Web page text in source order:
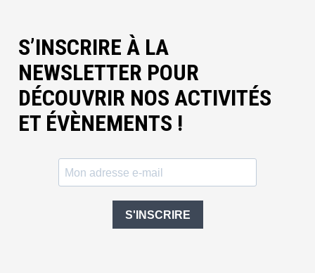
S’INSCRIRE À LA
NEWSLETTER POUR
DÉCOUVRIR NOS ACTIVITÉS
ET ÉVÈNEMENTS !
S'INSCRIRE